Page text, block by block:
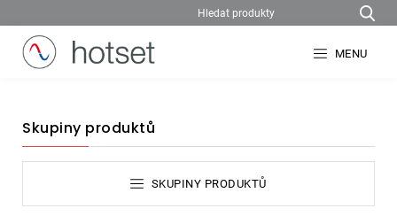
MENU
Skupiny produktů
SKUPINY PRODUKTŮ